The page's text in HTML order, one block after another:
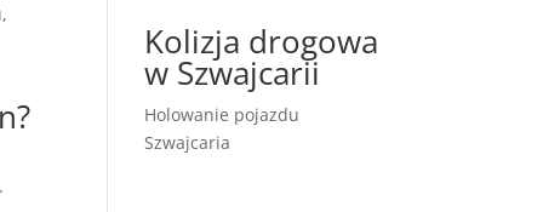
Kolizja drogowa
w Szwajcarii
Holowanie pojazdu
Szwajcaria